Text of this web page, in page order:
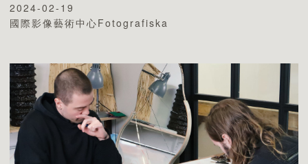
2024-02-19
國際影像藝術中心Fotografiska